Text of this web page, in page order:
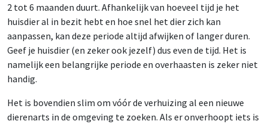
2 tot 6 maanden duurt. Afhankelijk van hoeveel tijd je het
huisdier al in bezit hebt en hoe snel het dier zich kan
aanpassen, kan deze periode altijd afwijken of langer duren.
Geef je huisdier (en zeker ook jezelf) dus even de tijd. Het is
namelijk een belangrijke periode en overhaasten is zeker niet
handig.
Het is bovendien slim om vóór de verhuizing al een nieuwe
dierenarts in de omgeving te zoeken. Als er onverhoopt iets is